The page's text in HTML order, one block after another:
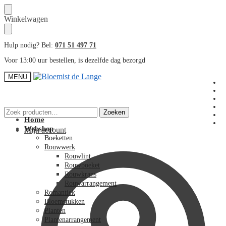
Skip
to
navigation
Skip
to
content
Winkelwagen
Hulp nodig? Bel: 071 51 497 71
Voor 13:00 uur bestellen, is dezelfde dag bezorgd
MENU
Zoeken
naar:
Zoeken
Mijn account
Home
Webshop
Boeketten
Rouwwerk
Rouwlint
Rouwboeket
Rouwkrans
Rouwarrangement
Romantiek
Bloemstukken
Planten
Plantenarrangement